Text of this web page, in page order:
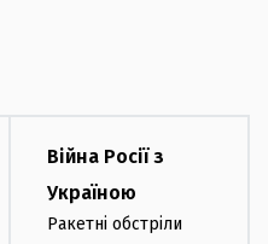
Війна Росії з
Україною
Ракетні обстріли